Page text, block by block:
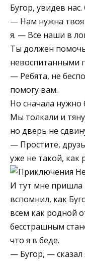
Бугор, увидев
— Нам нужна
я. — Все наши в
Ты должен
невоспитанными
— Ребята, не
помогу вам.
Но сначала нужно
Мы толкали и
но дверь не
— Простите,
уже не такой, как
И тут мне пришла
вспомнил, как
всем как родной
бесстрашным
что я в беде.
— Бугор, —